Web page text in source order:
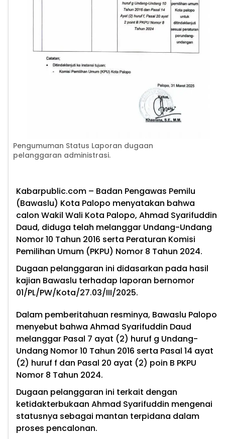
Pengumuman Status Laporan dugaan
pelanggaran administrasi.
Kabarpublic.com – Badan Pengawas Pemilu
(Bawaslu) Kota Palopo menyatakan bahwa
calon Wakil Wali Kota Palopo, Ahmad Syarifuddin
Daud, diduga telah melanggar Undang-Undang
Nomor 10 Tahun 2016 serta Peraturan Komisi
Pemilihan Umum (PKPU) Nomor 8 Tahun 2024.
Dugaan pelanggaran ini didasarkan pada hasil
kajian Bawaslu terhadap laporan bernomor
01/PL/PW/Kota/27.03/III/2025.
Dalam pemberitahuan resminya, Bawaslu Palopo
menyebut bahwa Ahmad Syarifuddin Daud
melanggar Pasal 7 ayat (2) huruf g Undang-
Undang Nomor 10 Tahun 2016 serta Pasal 14 ayat
(2) huruf f dan Pasal 20 ayat (2) poin B PKPU
Nomor 8 Tahun 2024.
Dugaan pelanggaran ini terkait dengan
ketidakterbukaan Ahmad Syarifuddin mengenai
statusnya sebagai mantan terpidana dalam
proses pencalonan.